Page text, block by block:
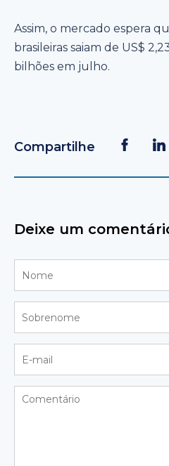
Assim, o mercado espera
brasileiras saiam de US$
bilhões em julho.
Compartilhe
Deixe um